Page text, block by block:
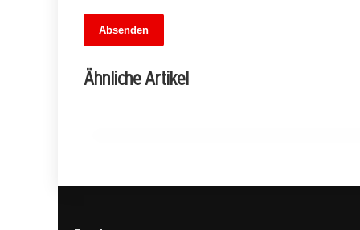
Absenden
Ähnliche Artikel
MuseumsMeileMitte: Berlins neues
kulturelles Herz schlägt am